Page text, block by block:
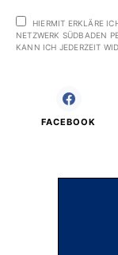
HIERMIT ERKLÄRE
NETZWERK SÜDBADEN
KANN ICH JEDERZEIT
FACEBOOK